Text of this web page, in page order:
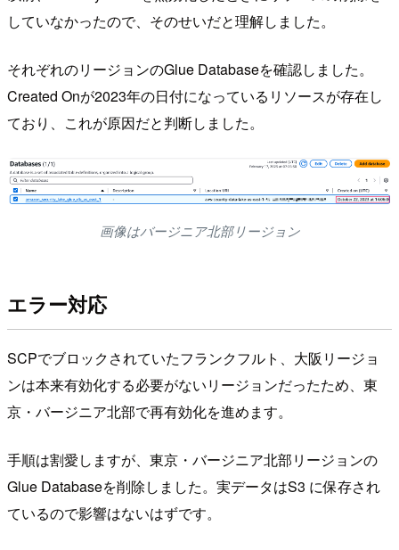
していなかったので、そのせいだと理解しました。
それぞれのリージョンのGlue Databaseを確認しました。
Created Onが2023年の日付になっているリソースが存在し
ており、これが原因だと判断しました。
画像はバージニア北部リージョン
エラー対応
SCPでブロックされていたフランクフルト、大阪リージョ
ンは本来有効化する必要がないリージョンだったため、東
京・バージニア北部で再有効化を進めます。
手順は割愛しますが、東京・バージニア北部リージョンの
Glue Databaseを削除しました。実データはS3 に保存され
ているので影響はないはずです。